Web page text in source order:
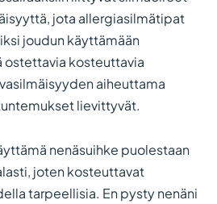
jota allergiasilmätipat
joudun käyttämään
ostettavia kosteuttavia
aiheuttama
lievittyvät.
nenäsuihke puolestaan
joten kosteuttavat
tarpeellisia. En pysty nenäni